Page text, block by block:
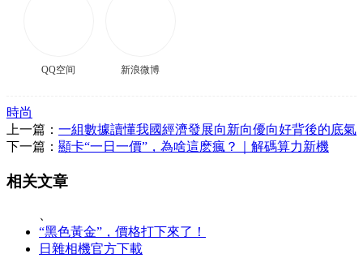
QQ空间 新浪微博
時尚
上一篇： 一組數據讀懂我國經濟發展向新向優向好背後的底氣
下一篇： 顯卡“一日一價”，為啥這麽瘋？｜解碼算力新機
相关文章
“黑色黃金”，價格打下來了！
日雜相機官方下載